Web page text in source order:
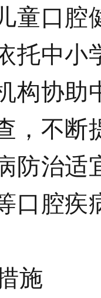
童口腔
托中小
构协助
，不断
防治
口腔疾
施